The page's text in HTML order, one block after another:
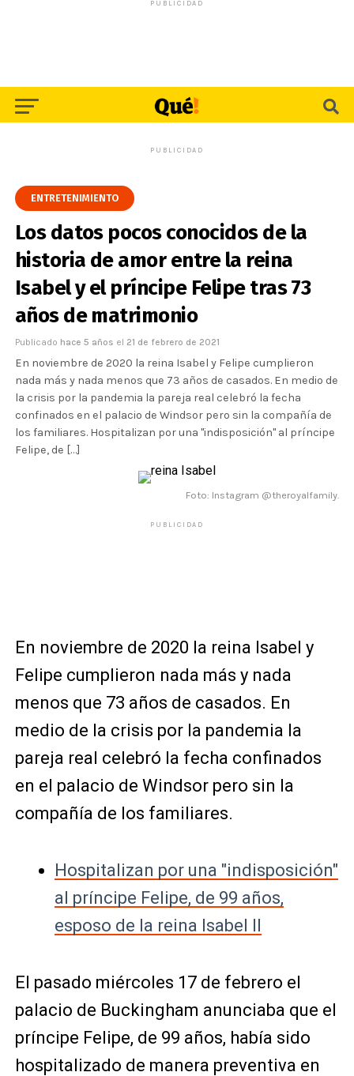
PUBLICIDAD
PUBLICIDAD
ENTRETENIMIENTO
Los datos pocos conocidos de la
historia de amor entre la reina
Isabel y el príncipe Felipe tras 73
años de matrimonio
Publicado hace 5 años el 21 de febrero de 2021
En noviembre de 2020 la reina Isabel y Felipe cumplieron
nada más y nada menos que 73 años de casados. En medio de
la crisis por la pandemia la pareja real celebró la fecha
confinados en el palacio de Windsor pero sin la compañía de
los familiares. Hospitalizan por una "indisposición" al príncipe
Felipe, de […]
Foto: Instagram @theroyalfamily.
PUBLICIDAD
En noviembre de 2020 la reina Isabel y
Felipe cumplieron nada más y nada
menos que 73 años de casados. En
medio de la crisis por la pandemia la
pareja real celebró la fecha confinados
en el palacio de Windsor pero sin la
compañía de los familiares.
Hospitalizan por una "indisposición"
al príncipe Felipe, de 99 años,
esposo de la reina Isabel II
El pasado miércoles 17 de febrero el
palacio de Buckingham anunciaba que el
príncipe Felipe, de 99 años, había sido
hospitalizado de manera preventiva en